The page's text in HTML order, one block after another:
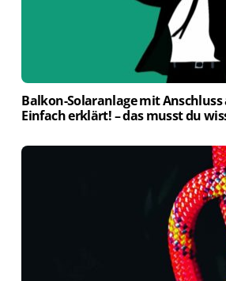
Balkon-Solaranlage mit Anschluss
Einfach erklärt! – das musst du